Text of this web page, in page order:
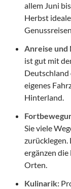
allem Juni
Herbst
Anreise
ist gut mit
Deutschland
eigenes
Hinterland.
Sie viele
zurücklegen.
ergänzen
Orten.
Kulinarik: